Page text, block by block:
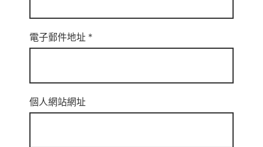
電子郵件地址 *
個人網站網址